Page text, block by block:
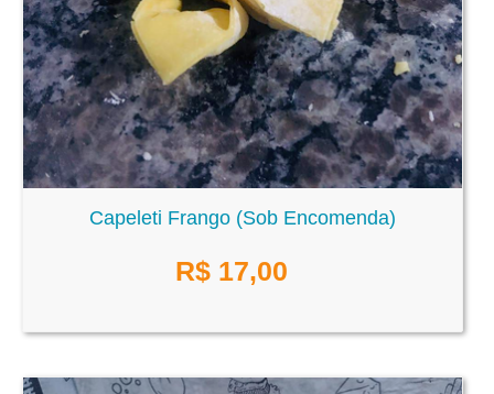
Capeleti Frango (Sob Encomenda)
R$ 17,00